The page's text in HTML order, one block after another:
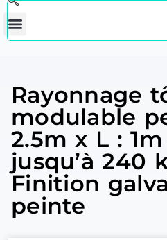
Rayonnage
modulable
2.5m x L :
jusqu’à 240
Finition
peinte